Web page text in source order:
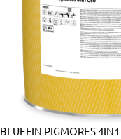
BLUEFIN PIGMORES 4IN1